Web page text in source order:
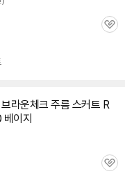
관
라운체크 주름 스커트 R
베이지
관